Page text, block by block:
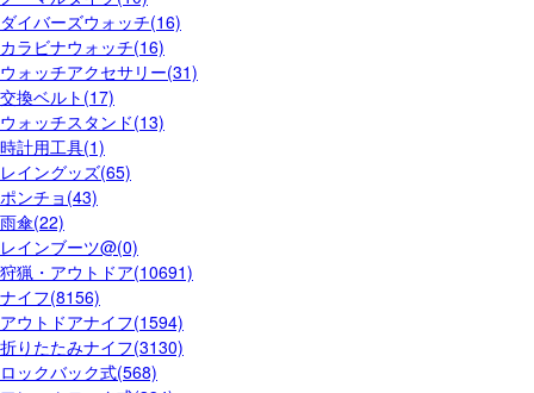
ダイバーズウォッチ(16)
カラビナウォッチ(16)
ウォッチアクセサリー(31)
交換ベルト(17)
ウォッチスタンド(13)
時計用工具(1)
レイングッズ(65)
ポンチョ(43)
雨傘(22)
レインブーツ@(0)
狩猟・アウトドア(10691)
ナイフ(8156)
アウトドアナイフ(1594)
折りたたみナイフ(3130)
ロックバック式(568)